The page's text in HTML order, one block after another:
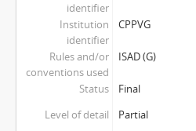
identifier
Institution
identifier
CPPVG
Rules and/or
conventions used
ISAD (G)
Status
Final
Level of detail
Partial